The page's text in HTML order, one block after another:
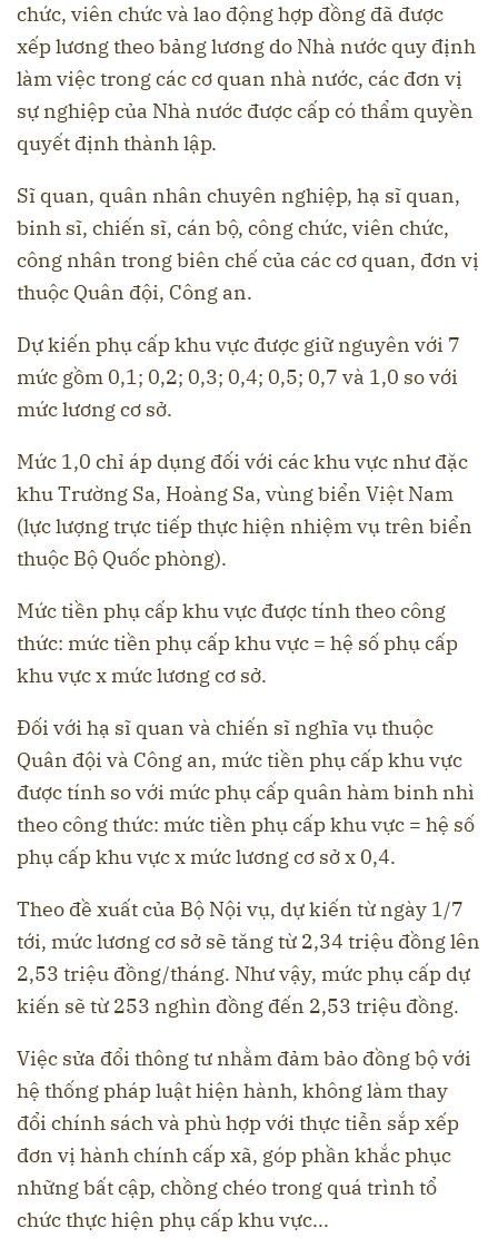
chức, viên chức và lao động hợp đồng đã được
xếp lương theo bảng lương do Nhà nước quy định
làm việc trong các cơ quan nhà nước, các đơn vị
sự nghiệp của Nhà nước được cấp có thẩm quyền
quyết định thành lập.
Sĩ quan, quân nhân chuyên nghiệp, hạ sĩ quan,
binh sĩ, chiến sĩ, cán bộ, công chức, viên chức,
công nhân trong biên chế của các cơ quan, đơn vị
thuộc Quân đội, Công an.
Dự kiến phụ cấp khu vực được giữ nguyên với 7
mức gồm 0,1; 0,2; 0,3; 0,4; 0,5; 0,7 và 1,0 so với
mức lương cơ sở.
Mức 1,0 chỉ áp dụng đối với các khu vực như đặc
khu Trường Sa, Hoàng Sa, vùng biển Việt Nam
(lực lượng trực tiếp thực hiện nhiệm vụ trên biển
thuộc Bộ Quốc phòng).
Mức tiền phụ cấp khu vực được tính theo công
thức: mức tiền phụ cấp khu vực = hệ số phụ cấp
khu vực x mức lương cơ sở.
Đối với hạ sĩ quan và chiến sĩ nghĩa vụ thuộc
Quân đội và Công an, mức tiền phụ cấp khu vực
được tính so với mức phụ cấp quân hàm binh nhì
theo công thức: mức tiền phụ cấp khu vực = hệ số
phụ cấp khu vực x mức lương cơ sở x 0,4.
Theo đề xuất của Bộ Nội vụ, dự kiến từ ngày 1/7
tới, mức lương cơ sở sẽ tăng từ 2,34 triệu đồng lên
2,53 triệu đồng/tháng. Như vậy, mức phụ cấp dự
kiến sẽ từ 253 nghìn đồng đến 2,53 triệu đồng.
Việc sửa đổi thông tư nhằm đảm bảo đồng bộ với
hệ thống pháp luật hiện hành, không làm thay
đổi chính sách và phù hợp với thực tiễn sắp xếp
đơn vị hành chính cấp xã, góp phần khắc phục
những bất cập, chồng chéo trong quá trình tổ
chức thực hiện phụ cấp khu vực...